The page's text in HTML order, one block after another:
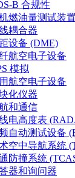
B 合规性
燃油量测试装
耦合器
设备 (DME)
航空电子设备
模拟
航空电子设备
化仪器
和通信
电高度表
自动测试设备
空中导航系统
防撞系统
器和询问器